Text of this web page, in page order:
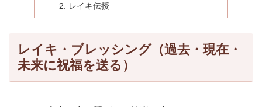
レイキ伝授
レイキ・ブレッシング（過去・現在・
未来に祝福を送る）